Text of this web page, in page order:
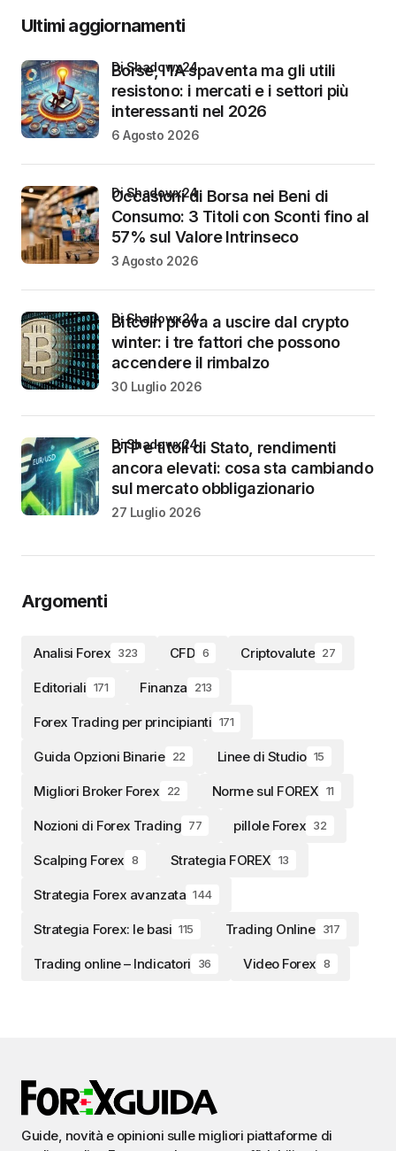
Ultimi aggiornamenti
Borse, l’IA spaventa ma gli utili
resistono: i mercati e i settori più
interessanti nel 2026
di Shadowx24
6 Agosto 2026
Occasioni di Borsa nei Beni di
Consumo: 3 Titoli con Sconti fino al
57% sul Valore Intrinseco
di Shadowx24
3 Agosto 2026
Bitcoin prova a uscire dal crypto
winter: i tre fattori che possono
accendere il rimbalzo
di Shadowx24
30 Luglio 2026
BTP e titoli di Stato, rendimenti
ancora elevati: cosa sta cambiando
sul mercato obbligazionario
di Shadowx24
27 Luglio 2026
Argomenti
Analisi Forex 323 CFD 6 Criptovalute 27
Editoriali 171 Finanza 213
Forex Trading per principianti 171
Guida Opzioni Binarie 22 Linee di Studio 15
Migliori Broker Forex 22 Norme sul FOREX 11
Nozioni di Forex Trading 77 pillole Forex 32
Scalping Forex 8 Strategia FOREX 13
Strategia Forex avanzata 144
Strategia Forex: le basi 115 Trading Online 317
Trading online – Indicatori 36 Video Forex 8
Guide, novità e opinioni sulle migliori piattaforme di